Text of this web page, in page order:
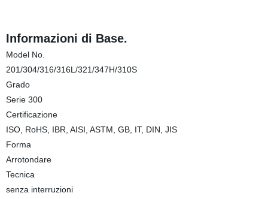
Informazioni di Base.
Model No.
201/304/316/316L/321/347H/310S
Grado
Serie 300
Certificazione
ISO, RoHS, IBR, AISI, ASTM, GB, IT, DIN, JIS
Forma
Arrotondare
Tecnica
senza interruzioni